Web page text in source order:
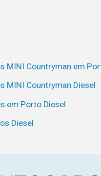
MINI Countryman em
MINI Countryman Diesel
em Porto Diesel
Diesel